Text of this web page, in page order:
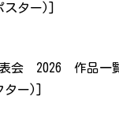
スター)]
表会 2026 作品
ター)]